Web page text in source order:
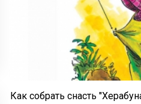
Как собрать снасть